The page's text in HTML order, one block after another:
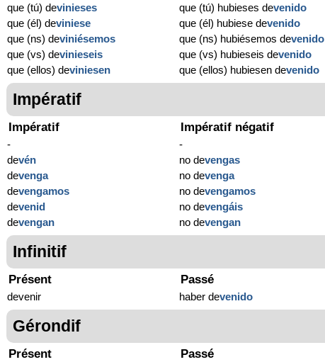
que (tú) devinieses
que (él) deviniese
que (ns) deviniésemos
que (vs) devinieseis
que (ellos) deviniesen
que (tú) hubieses devenido
que (él) hubiese devenido
que (ns) hubiésemos devenido
que (vs) hubieseis devenido
que (ellos) hubiesen devenido
Impératif
Impératif
-
devén
devenga
devengamos
devenid
devengan
Impératif négatif
-
no devengas
no devenga
no devengamos
no devengáis
no devengan
Infinitif
Présent
devenir
Passé
haber devenido
Gérondif
Présent Passé